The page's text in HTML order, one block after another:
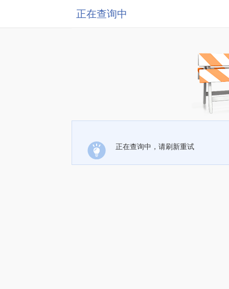
正在查询中
正在查询中，请刷新重试